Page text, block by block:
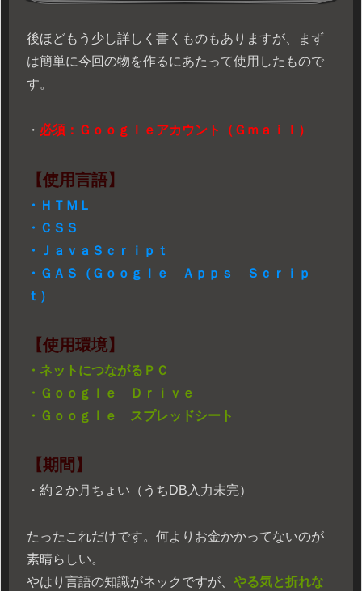
後ほどもう少し詳しく書くものもありますが、まず
は簡単に今回の物を作るにあたって使用したもので
す。
・ 必須：Ｇｏｏｇｌｅアカウント（Ｇｍａｉｌ）
【使用言語】
・ＨＴＭＬ
・ＣＳＳ
・ＪａｖａＳｃｒｉｐｔ
・ＧＡＳ（Ｇｏｏｇｌｅ Ａｐｐｓ Ｓｃｒｉｐ
ｔ）
【使用環境】
・ネットにつながるＰＣ
・Ｇｏｏｇｌｅ Ｄｒｉｖｅ
・Ｇｏｏｇｌｅ スプレッドシート
【期間】
・約２か月ちょい（うちDB入力未完）
たったこれだけです。何よりお金かかってないのが
素晴らしい。
やはり言語の知識がネックですが、 やる気と折れな